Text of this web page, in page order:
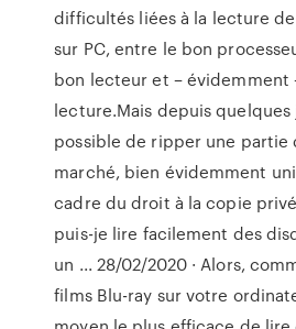
difficultés liées à la lecture
sur PC, entre le bon
bon lecteur et – évidemment
lecture.Mais depuis
possible de ripper une partie
marché, bien évidemment
cadre du droit à la copie
puis-je lire facilement des
un ... 28/02/2020 · Alors,
films Blu-ray sur votre